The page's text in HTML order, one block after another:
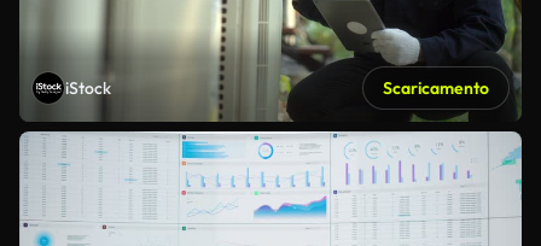
iStock Scaricamento